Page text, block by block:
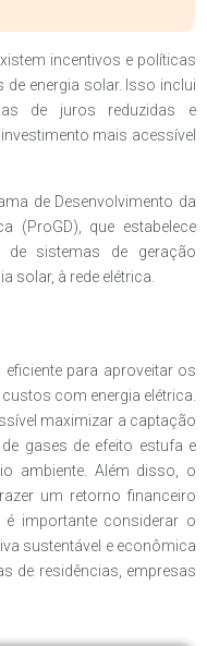
incentivos e políticas
energia solar. Isso inclui
de juros reduzidas e
mais acessível
de Desenvolvimento da
(ProGD), que estabelece
sistemas de geração
solar, à rede elétrica.
para aproveitar os
com energia elétrica.
maximizar a captação
gases de efeito estufa e
ambiente. Além disso, o
um retorno financeiro
importante considerar o
sustentável e econômica
de residências, empresas